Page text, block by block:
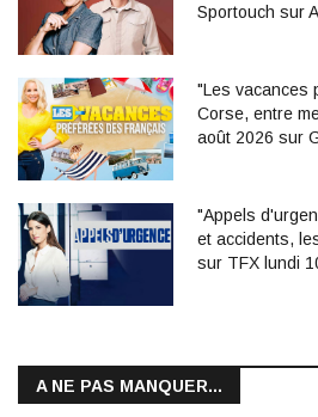
Sportouch sur
"Les vacances
Corse, entre
août 2026 sur
"Appels
et accidents,
sur TFX lundi
A NE PAS MANQUER...